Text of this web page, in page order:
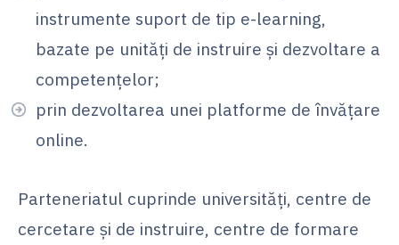
instrumente suport de tip e-learning,
bazate pe unități de instruire și dezvoltare a
competențelor;
prin dezvoltarea unei platforme de învățare
online.
Parteneriatul cuprinde universități, centre de
cercetare și de instruire, centre de formare